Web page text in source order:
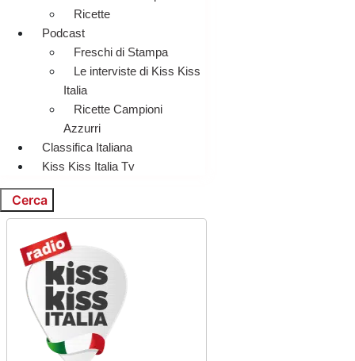
Ricette
Podcast
Freschi di Stampa
Le interviste di Kiss Kiss
Italia
Ricette Campioni
Azzurri
Classifica Italiana
Kiss Kiss Italia Tv
Cerca